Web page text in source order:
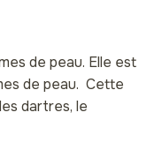
de peau. Elle est
de peau. Cette
dartres, le